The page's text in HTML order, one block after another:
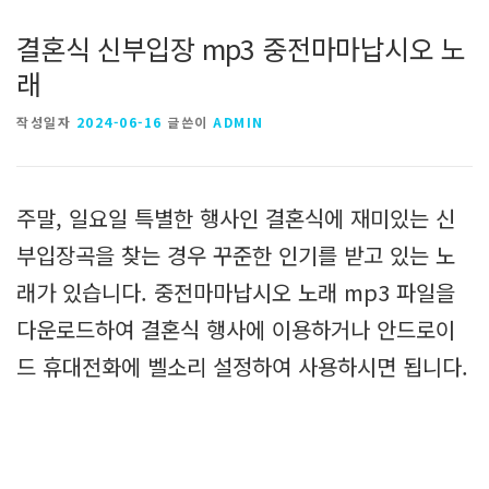
결혼식 신부입장 mp3 중전마마납시오 노
래
작성일자 2024-06-16 글쓴이 ADMIN
주말, 일요일 특별한 행사인 결혼식에 재미있는 신
부입장곡을 찾는 경우 꾸준한 인기를 받고 있는 노
래가 있습니다. 중전마마납시오 노래 mp3 파일을
다운로드하여 결혼식 행사에 이용하거나 안드로이
드 휴대전화에 벨소리 설정하여 사용하시면 됩니다.